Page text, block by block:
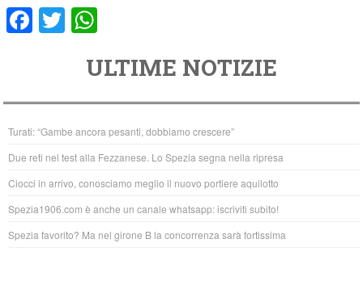
F
a
e
b
o
o
k
T
wi
er
at
s
A
p
p
ULTIME NOTIZIE
Turati: “Gambe ancora pesanti, dobbiamo crescere”
Due reti nel test alla Fezzanese. Lo Spezia segna nella ripresa
Ciocci in arrivo, conosciamo meglio il nuovo portiere aquilotto
Spezia1906.com è anche un canale whatsapp: iscriviti subito!
Spezia favorito? Ma nel girone B la concorrenza sarà fortissima